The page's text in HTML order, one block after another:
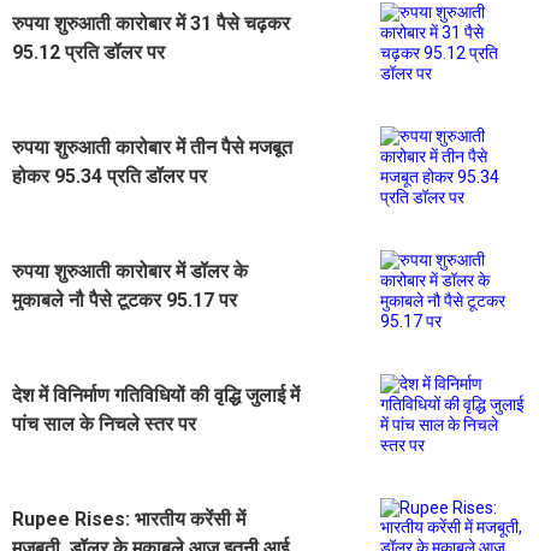
रुपया शुरुआती कारोबार में 31 पैसे चढ़कर
95.12 प्रति डॉलर पर
रुपया शुरुआती कारोबार में तीन पैसे मजबूत
होकर 95.34 प्रति डॉलर पर
रुपया शुरुआती कारोबार में डॉलर के
मुकाबले नौ पैसे टूटकर 95.17 पर
देश में विनिर्माण गतिविधियों की वृद्धि जुलाई में
पांच साल के निचले स्तर पर
Rupee Rises: भारतीय करेंसी में